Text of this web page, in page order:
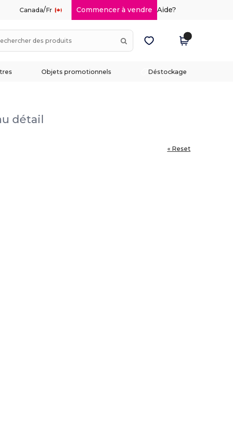
Canada/Fr Commencer à vendre Aide?
Objets promotionnels Déstockage
détail
« Reset